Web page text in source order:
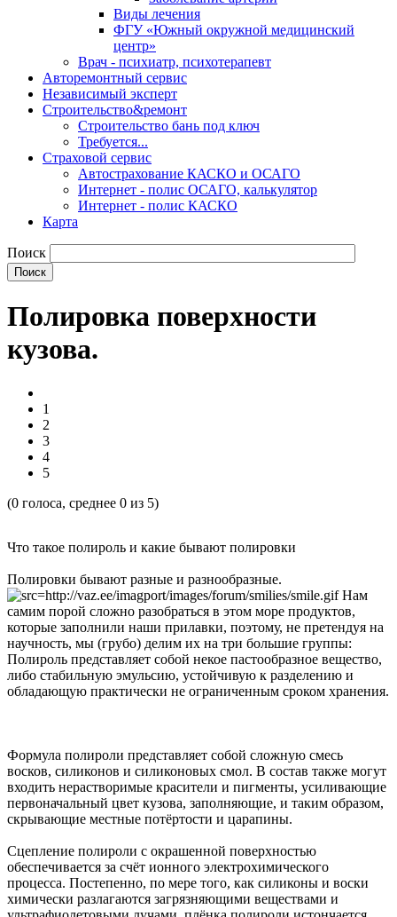
Виды лечения
ФГУ «Южный окружной медицинский
центр»
Врач - психиатр, психотерапевт
Авторемонтный сервис
Независимый эксперт
Строительство&ремонт
Строительство бань под ключ
Требуется...
Страховой сервис
Автострахование КАСКО и ОСАГО
Интернет - полис ОСАГО, калькулятор
Интернет - полис КАСКО
Карта
Поиск
Полировка поверхности
кузова.
1
2
3
4
5
(0 голоса, среднее 0 из 5)
Что такое полироль и какие бывают полировки
Полировки бывают разные и разнообразные.
Нам
самим порой сложно разобраться в этом море продуктов,
которые заполнили наши прилавки, поэтому, не претендуя на
научность, мы (грубо) делим их на три большие группы:
Полироль представляет собой некое пастообразное вещество,
либо стабильную эмульсию, устойчивую к разделению и
обладающую практически не ограниченным сроком хранения.
Формула полироли представляет собой сложную смесь
восков, силиконов и силиконовых смол. В состав также могут
входить нерастворимые красители и пигменты, усиливающие
первоначальный цвет кузова, заполняющие, и таким образом,
скрывающие местные потёртости и царапины.
Cцепление полироли с окрашенной поверхностью
обеспечивается за счёт ионного электрохимического
процесса. Постепенно, по мере того, как силиконы и воски
химически разлагаются загрязняющими веществами и